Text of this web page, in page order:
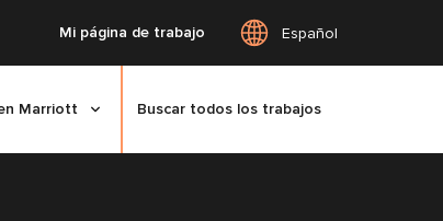
Mi página de trabajo Español
Marriott Buscar todos los trabajos